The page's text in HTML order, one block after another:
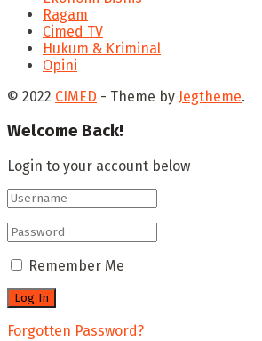
Ragam
Cimed TV
Hukum & Kriminal
Opini
© 2022 CIMED - Theme by Jegtheme.
Welcome Back!
Login to your account below
Remember Me
Forgotten Password?